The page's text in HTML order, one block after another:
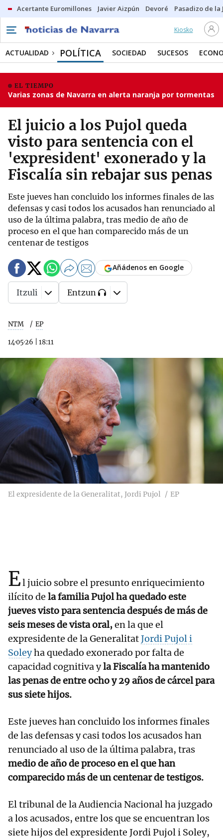
Acertante Euromillones Javier Aizpún Devoré Pasadizo de la
Kiosko
ACTUALIDAD POLÍTICA SOCIEDAD SUCESOS
EL TIEMPO
Varias zonas de Navarra en alerta naranja por tormentas
El juicio a los Pujol queda
visto para sentencia con el
'expresident' exonerado y la
Fiscalía sin rebajar sus penas
Este jueves han concluido los informes finales de las
defensas y casi todos los acusados han renunciado al
uso de la última palabra, tras medio de año de
proceso en el que han comparecido más de un
centenar de testigos
NTM EP
14·05·26 18:11
Añádenos en Google
Itzuli Entzun
El expresidente de la Generalitat, Jordi Pujol EP
El juicio sobre el presunto enriquecimiento
ilícito de la familia Pujol ha quedado este
jueves visto para sentencia después de más de
seis meses de vista oral,en la que el
expresidente de la GeneralitatJordi Pujol i
Soleyha quedado exonerado por falta de
capacidad cognitiva yla Fiscalía ha mantenido
las penas de entre ocho y 29 años de cárcel para
sus siete hijos.
Este jueves han concluido los informes finales
de las defensas y casi todos los acusados han
renunciado al uso de la última palabra, tras
medio de año de proceso en el que han
comparecido más de un centenar de testigos.
El tribunal de la Audiencia Nacional ha juzgado
a los acusados, entre los que se encuentran los
siete hijos del expresidente Jordi Pujol i Soley,